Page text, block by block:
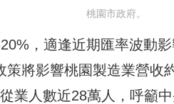
桃園市政府。
，適逢近期匯率波動
策將影響桃園製造業營收
業人數近28萬人，呼籲